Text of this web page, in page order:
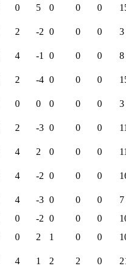
0 5 0 0 0
2 -2 0 0 0 3
4 -1 0 0 0 8
2 -4 0 0 0
0 0 0 0 0 3
2 -3 0 0 0
4 2 0 0 0
4 -2 0 0 0
4 -3 0 0 0
7
0 -2 0 0 0
0 2 1 0 0
4 1 2 2 0